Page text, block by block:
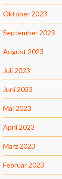
Oktober 2023
September 2023
August 2023
Juli 2023
Juni 2023
Mai 2023
April 2023
März 2023
Februar 2023